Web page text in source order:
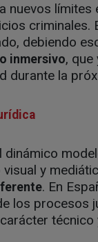
nuevos límites
criminales.
debiendo
inmersivo, que
durante la
dinámico
y
. En
los procesos
técnico